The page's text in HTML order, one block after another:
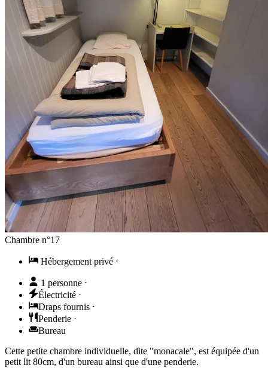
Chambre n°17
Hébergement privé ⋅
1 personne ⋅
Électricité ⋅
Draps fournis ⋅
Penderie ⋅
Bureau
Cette petite chambre individuelle, dite "monacale", est équipée d'un
petit lit 80cm, d'un bureau ainsi que d'une penderie.